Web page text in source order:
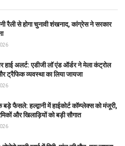
रैली से होगा चुनावी शंखनाद, कांग्रेस ने सरकार
हाई अलर्ट: एडीजी लॉ एंड ऑर्डर ने मेला कंट्रोल
ट्रैफिक व्यवस्था का लिया जायजा
फैसले: हल्द्वानी में हाईकोर्ट कॉम्प्लेक्स को मंजूरी,
और खिलाड़ियों को बड़ी सौगात